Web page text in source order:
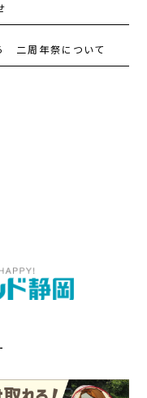
二周年祭について